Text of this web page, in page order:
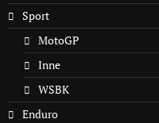
Sport
MotoGP
Inne
WSBK
Enduro